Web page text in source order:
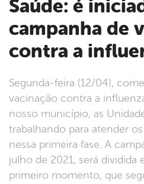
Saúde: é iniciada a
campanha de
contra a
Segunda-feira (12/04), começou a campanha de
vacinação contra a
nosso município, as
trabalhando para atender
nessa primeira fase. A
julho de 2021, será dividida
primeiro momento, que